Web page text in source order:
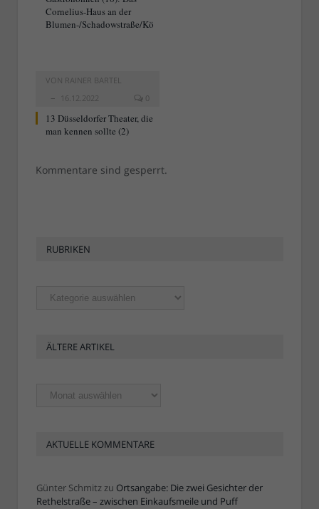
Cornelius-Haus an der
Blumen-/Schadowstraße/Kö
VON RAINER BARTEL
16.12.2022
0
13 Düsseldorfer Theater, die
man kennen sollte (2)
Kommentare sind gesperrt.
RUBRIKEN
Rubriken
ÄLTERE ARTIKEL
Ältere
Artikel
AKTUELLE KOMMENTARE
Günter Schmitzzu Ortsangabe: Die zwei Gesichter der
Rethelstraße – zwischen Einkaufsmeile und Puff